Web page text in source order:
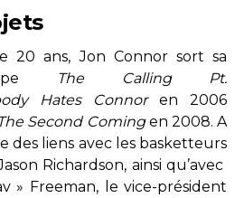
20 ans, Jon Connor sort sa
The Calling Pt.
Hates Connoren 2006
Second Coming en 2008. A
des liens avec les basketteurs
Richardson, ainsi qu’avec
» Freeman, le vice-président